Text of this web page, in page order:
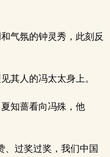
气氛的钟灵秀，此刻反
其人的冯太太身上。
知蔷看向冯殊，他
过奖过奖，我们中国